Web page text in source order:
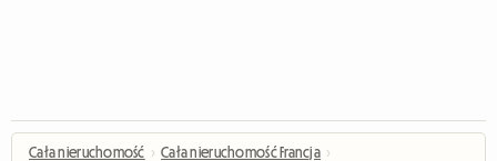
Cała nieruchomość › Cała nieruchomość Francja ›